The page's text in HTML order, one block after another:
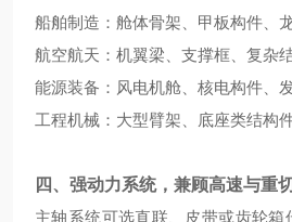
船舶制造：舱体骨架、甲板构件、
航空航天：机翼梁、支撑框、复杂
能源装备：风电机舱、核电构件、
工程机械：大型臂架、底座类结构
四、强动力系统，兼顾高速与重
主轴系统可选直联、皮带或齿轮